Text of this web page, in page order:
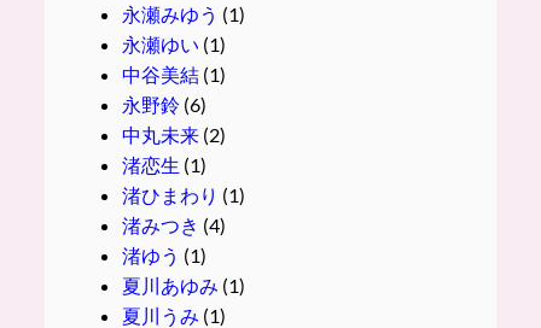
永瀬みゆう (1)
永瀬ゆい (1)
中谷美結(1)
永野鈴(6)
中丸未来(2)
渚恋生 (1)
渚ひまわり (1)
渚みつき (4)
渚ゆう (1)
夏川あゆみ (1)
夏川うみ (1)